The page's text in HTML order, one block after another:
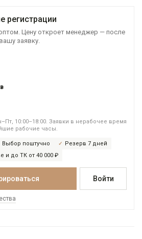
регистрации
Цену откроет менеджер — после
заявку.
10:00–18:00. Заявки в нерабочее время
рабочие часы.
Выбор поштучно
Резерв 7 дней
и до ТК от 40 000 ₽
Войти